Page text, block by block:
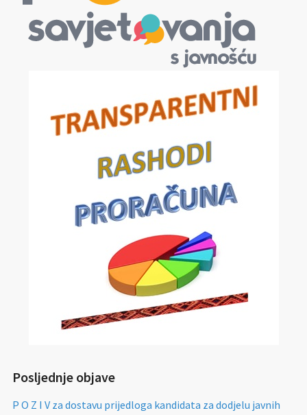
Posljednje objave
P O Z I V za dostavu prijedloga kandidata za dodjelu javnih